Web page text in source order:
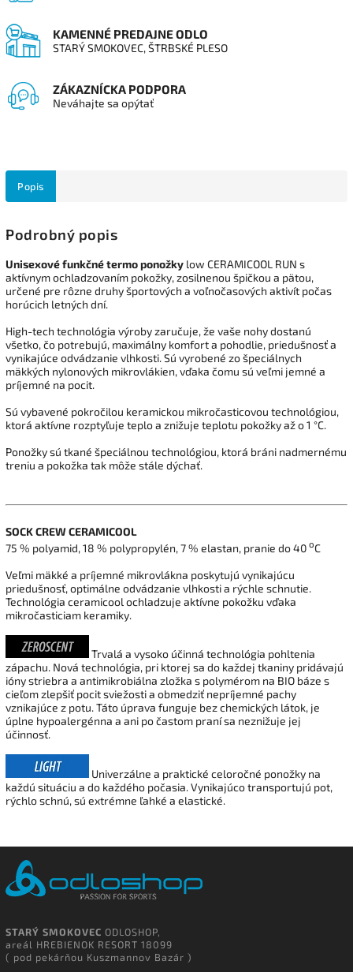
KAMENNÉ PREDAJNE ODLO
STARÝ SMOKOVEC, ŠTRBSKÉ PLESO
ZÁKAZNÍCKA PODPORA
Neváhajte sa opýtať
Popis
Podrobný popis
Unisexové funkčné termo ponožky low CERAMICOOL RUN s
aktívnym ochladzovaním pokožky, zosilnenou špičkou a pätou,
určené pre rôzne druhy športových a voľnočasových aktivít počas
horúcich letných dní.
High-tech technológia výroby zaručuje, že vaše nohy dostanú
všetko, čo potrebujú, maximálny komfort a pohodlie, priedušnosť a
vynikajúce odvádzanie vlhkosti. Sú vyrobené zo špeciálnych
mäkkých nylonových mikrovlákien, vďaka čomu sú veľmi jemné a
príjemné na pocit.
Sú vybavené pokročilou keramickou mikročasticovou technológiou,
ktorá aktívne rozptyľuje teplo a znižuje teplotu pokožky až o 1 °C.
Ponožky sú tkané špeciálnou technológiou, ktorá bráni nadmernému
treniu a pokožka tak môže stále dýchať.
SOCK CREW CERAMICOOL
75 % polyamid, 18 % polypropylén, 7 % elastan, pranie do 40 oC
Veľmi mäkké a príjemné mikrovlákna poskytujú vynikajúcu
priedušnosť, optimálne odvádzanie vlhkosti a rýchle schnutie.
Technológia ceramicool ochladzuje aktívne pokožku vďaka
mikročasticiam keramiky.
Trvalá a vysoko účinná technológia pohltenia
zápachu. Nová technológia, pri ktorej sa do každej tkaniny pridávajú
ióny striebra a antimikrobiálna zložka s polymérom na BIO báze s
cieľom zlepšiť pocit sviežosti a obmedziť nepríjemné pachy
vznikajúce z potu. Táto úprava funguje bez chemických látok, je
úplne hypoalergénna a ani po častom praní sa neznižuje jej
účinnosť.
Univerzálne a praktické celoročné ponožky na
každú situáciu a do každého počasia. Vynikajúco transportujú pot,
rýchlo schnú, sú extrémne ľahké a elastické.
STARÝ SMOKOVEC ODLOSHOP,
areál HREBIENOK RESORT 18099
( pod pekárňou Kuszmannov Bazár )